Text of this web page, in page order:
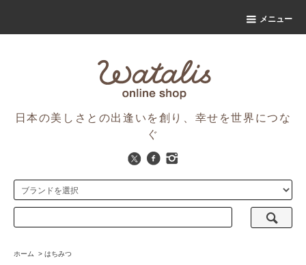
メニュー
日本の美しさとの出逢いを創り、幸せを世界につな
ぐ
ホーム > はちみつ